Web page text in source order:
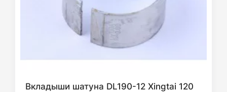
Вкладыши шатуна DL190-12 Xingtai 120